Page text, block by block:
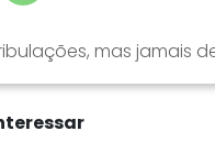
mas jamais